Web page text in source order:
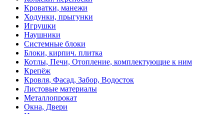
Кроватки, манежи
Ходунки, прыгунки
Игрушки
Наушники
Системные блоки
Блоки, кирпич. плитка
Котлы, Печи, Отопление, комплектующие к ним
Крепёж
Кровля, Фасад, Забор, Водосток
Листовые материалы
Металлопрокат
Окна, Двери